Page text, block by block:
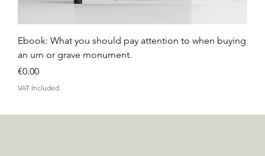
Ebook: What you should pay attention to when buying
an urn or grave monument.
Price
€0.00
VAT Included